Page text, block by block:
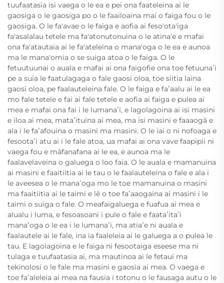
tuufaatasia isi vaega o le ea e pei ona faateleina ai le
gaosiga o le gaosiga po o le faailoaina mai o faiga fou o le
gaosiga. O le fa'avae o le faiga e aofia ai feso'ota'iga
fa'asalalau tetele ma fa'atonutonuina o le atina'e e mafai
ona fa'atautaia ai le fa'ateleina o mana'oga o le ea e aunoa
ma le mana'omia o se suiga atoa o le faiga. O le
fetuutuunai o auala e mafai ai ona faigofie ona toe fetuunaʻi
pe a suia le faatulagaga o fale gaosi oloa, toe siitia laina
gaosi oloa, pe faalauteleina fale. O le faiga e faʻaalu ai le ea
mo fale tetele e fai ai fale tetele e aofia ai faiga e pulea ai
mea e mafai ona fai i le lumanaʻi, e lagolagoina ai isi masini
e iloa ai mea, mataʻituina ai mea, ma isi masini e faaaogā e
ala i le faʻafouina o masini ma masini. O le iai o ni nofoaga e
fesootaʻi atu ai i le fale atoa, ua mafai ai ona vave faapipii ni
vaega fou e māfanafana ai le ea, e aunoa ma le
faalavelaveina o galuega o loo faia. O le auala e mamanuina
ai masini e faaitiitia ai le tau o le faalauteleina o fale e ala i
le aveesea o le manaʻoga mo le toe mamanuina o masini
ma faaitiitia ai le taimi e lē o toe faʻaaogaina ai masini i le
taimi o suiga o fale. O meafaigaluega e fuafua ai mea e
alualu i luma, e fesoasoani i pule o fale e faataʻitaʻi
manaʻoga o le ea i le lumanaʻi, ma atiaʻe ni auala e
faalautele ai le fale, ina ia faaleleia ai le galuega a o pulea le
tau. E lagolagoina e le faiga ni fesootaiga eseese ma ni
tulaga e tuufaatasia ai, ma mautinoa ai le fetaui ma
tekinolosi o le fale ma masini e gaosia ai mea. O vaega e
toe faʻaleleia ai mea na fausia i totonu o le fausaga autu o le